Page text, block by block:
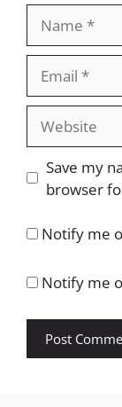
Website
Save my
browser
Notify me
Notify me